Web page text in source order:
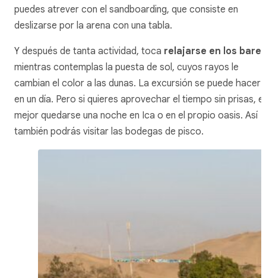
puedes atrever con el sandboarding, que consiste en
deslizarse por la arena con una tabla.
Y después de tanta actividad, toca relajarse en los bares
mientras contemplas la puesta de sol, cuyos rayos le
cambian el color a las dunas. La excursión se puede hacer
en un día. Pero si quieres aprovechar el tiempo sin prisas,
mejor quedarse una noche en Ica o en el propio oasis. Así
también podrás visitar las bodegas de pisco.